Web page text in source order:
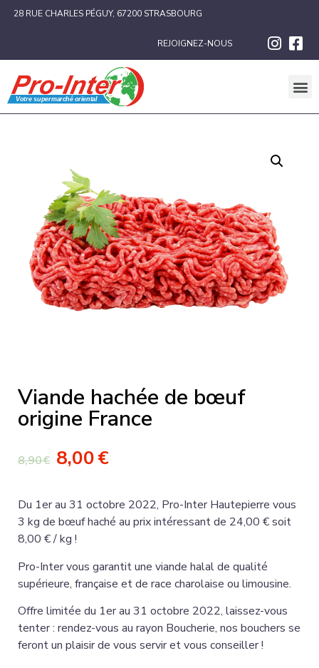
28 RUE CHARLES PÉGUY, 67200 STRASBOURG
REJOIGNEZ-NOUS
Viande hachée de bœuf
origine France
8,90€ 8,00€
Du 1erau 31 octobre 2022, Pro-Inter Hautepierre vous
3 kg de bœuf haché au prix intéressant de 24,00 € soit
8,00 € / kg !
Pro-Inter vous garantit une viande halal de qualité
supérieure, française et de race charolaise ou limousine.
Offre limitée du 1er au 31 octobre 2022, laissez-vous
tenter : rendez-vous au rayon Boucherie, nos bouchers se
feront un plaisir de vous servir et vous conseiller !